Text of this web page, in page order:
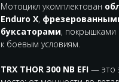
Мотоцикл укомплектован
Enduro X,
буксаторами, покрышками
к боевым условиям.
TRX THOR 300 NB EFI — это